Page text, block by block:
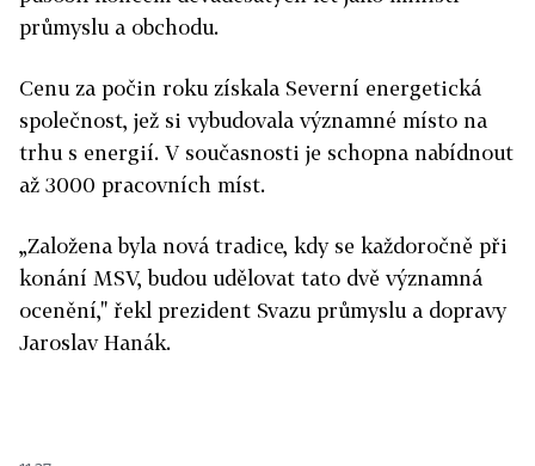
průmyslu a obchodu.
Cenu za počin roku získala Severní energetická
společnost, jež si vybudovala významné místo na
trhu s energií. V současnosti je schopna nabídnout
až 3000 pracovních míst.
„Založena byla nová tradice, kdy se každoročně při
konání MSV, budou udělovat tato dvě významná
ocenění," řekl prezident Svazu průmyslu a dopravy
Jaroslav Hanák.